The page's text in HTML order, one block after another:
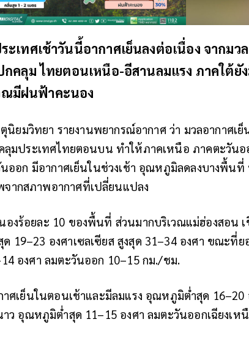
ทศเช้าวันนี้อากาศเย็นลงต่อเนื่อง จากมว
กคลุม ไทยตอนเหนือ-อีสานลมแรง ภาคใต้ยั
ณมีฝนฟ้าคะนอง
ยมวิทยา รายงานพยากรณ์อากาศ ว่า มวลอากาศเย็
ลุมประเทศไทยตอนบน ทำให้ภาคเหนือ ภาคตะวันอ
ออก มีอากาศเย็นในช่วงเช้า อุณหภูมิลดลงบางพื้นที่
ากสภาพอากาศที่เปลี่ยนแปลง
งร้อยละ 10 ของพื้นที่ ส่วนมากบริเวณแม่ฮ่องสอน เ
19–23 องศาเซลเซียส สูงสุด 31–34 องศา ขณะที่
องศา ลมตะวันออก 10–15 กม./ชม.
ศเย็นในตอนเช้าและมีลมแรง อุณหภูมิต่ำสุด 16–20
ว อุณหภูมิต่ำสุด 11–15 องศา ลมตะวันออกเฉียงเห